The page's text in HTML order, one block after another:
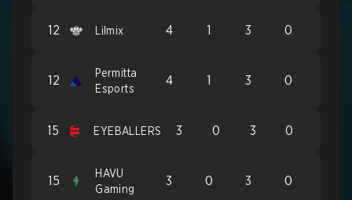
12 Lilmix 4 1 3 0
12
Permitta
Esports
4 1 3 0
15 EYEBALLERS 3 0 3 0
15
HAVU
Gaming
3 0 3 0